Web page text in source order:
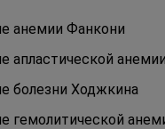
анемии Фанкони
апластической анемии
болезни Ходжкина
гемолитической